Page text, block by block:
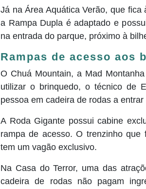
Já na Área Aquática Verão, que
a Rampa Dupla é adaptado e
na entrada do parque, próximo à
Rampas de acesso aos
O Chuá Mountain, a Mad
utilizar o brinquedo, o técnico de
pessoa em cadeira de rodas a
A Roda Gigante possui cabine
rampa de acesso. O trenzinho
tem um vagão exclusivo.
Na Casa do Terror, uma das
cadeira de rodas não pagam